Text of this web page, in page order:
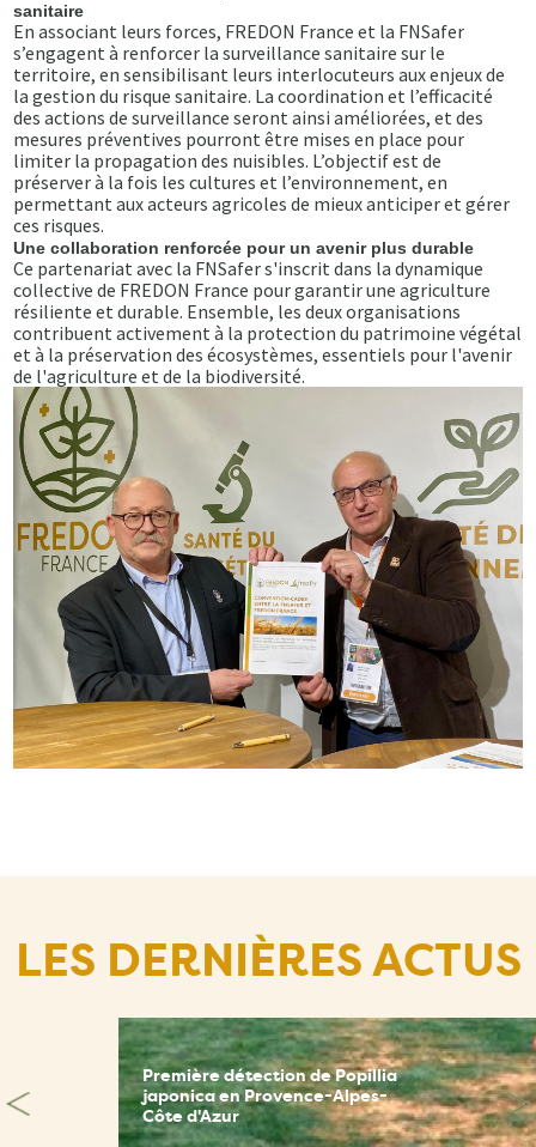
sanitaire
En associant leurs forces, FREDON France et la FNSafer
s’engagent à renforcer la surveillance sanitaire sur le
territoire, en sensibilisant leurs interlocuteurs aux enjeux de
la gestion du risque sanitaire. La coordination et l’efficacité
des actions de surveillance seront ainsi améliorées, et des
mesures préventives pourront être mises en place pour
limiter la propagation des nuisibles. L’objectif est de
préserver à la fois les cultures et l’environnement, en
permettant aux acteurs agricoles de mieux anticiper et gérer
ces risques.
Une collaboration renforcée pour un avenir plus durable
Ce partenariat avec la FNSafer s'inscrit dans la dynamique
collective de FREDON France pour garantir une agriculture
résiliente et durable. Ensemble, les deux organisations
contribuent activement à la protection du patrimoine végétal
et à la préservation des écosystèmes, essentiels pour l'avenir
de l'agriculture et de la biodiversité.
LES DERNIÈRES ACTUS
Première détection de Popillia
japonica en Provence-Alpes-
Côte d'Azur